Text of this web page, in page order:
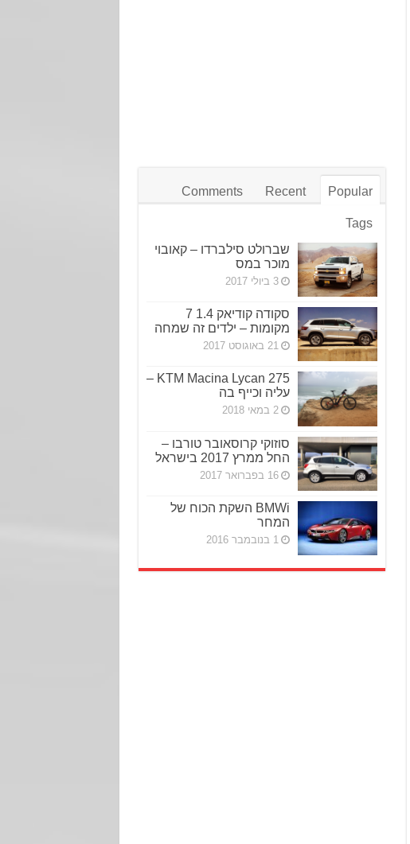
Popular
Recent
Comments
Tags
שברולט סילברדו – קאובוי
מוכר במס
3 ביולי 2017
סקודה קודיאק 1.4 7
מקומות – ילדים זה שמחה
21 באוגוסט 2017
KTM Macina Lycan 275 –
עליה וכייף בה
2 במאי 2018
סוזוקי קרוסאובר טורבו –
החל ממרץ 2017 בישראל
16 בפברואר 2017
BMWi השקת הכוח של
המחר
1 בנובמבר 2016